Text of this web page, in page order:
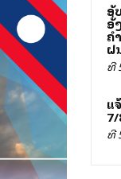
ອັ
ອັ່
ຄ
ຝົ
ທີ
ແ
ທີ